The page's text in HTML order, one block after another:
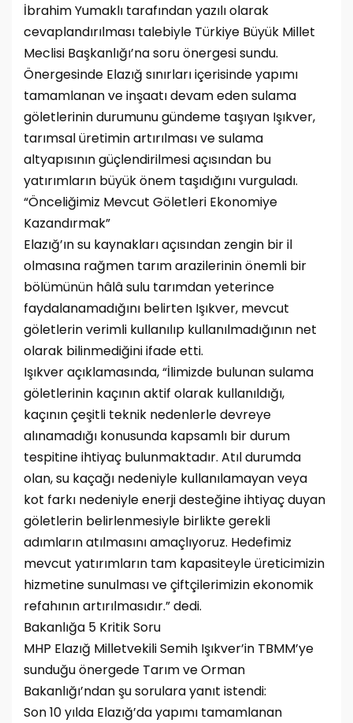
İbrahim Yumaklı tarafından yazılı olarak
cevaplandırılması talebiyle Türkiye Büyük Millet
Meclisi Başkanlığı’na soru önergesi sundu.
Önergesinde Elazığ sınırları içerisinde yapımı
tamamlanan ve inşaatı devam eden sulama
göletlerinin durumunu gündeme taşıyan Işıkver,
tarımsal üretimin artırılması ve sulama
altyapısının güçlendirilmesi açısından bu
yatırımların büyük önem taşıdığını vurguladı.
“Önceliğimiz Mevcut Göletleri Ekonomiye
Kazandırmak”
Elazığ’ın su kaynakları açısından zengin bir il
olmasına rağmen tarım arazilerinin önemli bir
bölümünün hâlâ sulu tarımdan yeterince
faydalanamadığını belirten Işıkver, mevcut
göletlerin verimli kullanılıp kullanılmadığının net
olarak bilinmediğini ifade etti.
Işıkver açıklamasında, “İlimizde bulunan sulama
göletlerinin kaçının aktif olarak kullanıldığı,
kaçının çeşitli teknik nedenlerle devreye
alınamadığı konusunda kapsamlı bir durum
tespitine ihtiyaç bulunmaktadır. Atıl durumda
olan, su kaçağı nedeniyle kullanılamayan veya
kot farkı nedeniyle enerji desteğine ihtiyaç duyan
göletlerin belirlenmesiyle birlikte gerekli
adımların atılmasını amaçlıyoruz. Hedefimiz
mevcut yatırımların tam kapasiteyle üreticimizin
hizmetine sunulması ve çiftçilerimizin ekonomik
refahının artırılmasıdır.” dedi.
Bakanlığa 5 Kritik Soru
MHP Elazığ Milletvekili Semih Işıkver’in TBMM’ye
sunduğu önergede Tarım ve Orman
Bakanlığı’ndan şu sorulara yanıt istendi:
Son 10 yılda Elazığ’da yapımı tamamlanan